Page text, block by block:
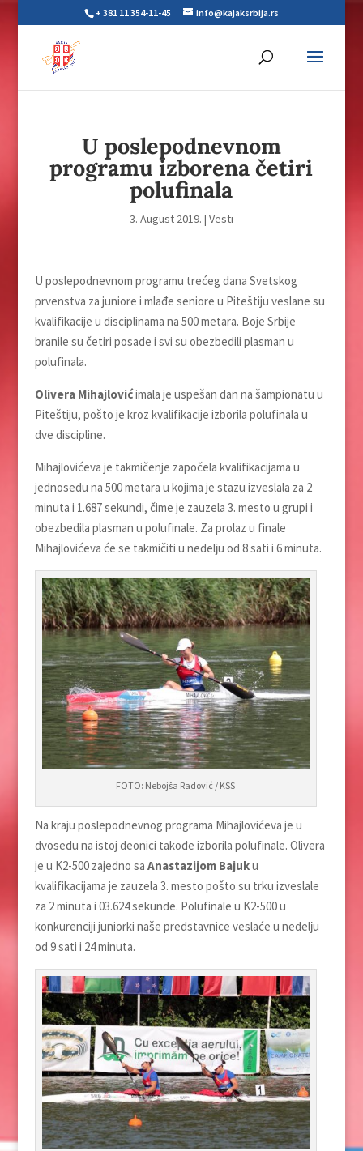
+ 381 11 354-11-45 info@kajaksrbija.rs
U poslepodnevnom
programu izborena četiri
polufinala
3. August 2019. | Vesti
U poslepodnevnom programu trećeg dana Svetskog
prvenstva za juniore i mlađe seniore u Piteštiju veslane su
kvalifikacije u disciplinama na 500 metara. Boje Srbije
branile su četiri posade i svi su obezbedili plasman u
polufinala.
Olivera Mihajlovićimala je uspešan dan na šampionatu u
Piteštiju, pošto je kroz kvalifikacije izborila polufinala u
dve discipline.
Mihajlovićeva je takmičenje započela kvalifikacijama u
jednosedu na 500 metara u kojima je stazu izveslala za 2
minuta i 1.687 sekundi, čime je zauzela 3. mesto u grupi i
obezbedila plasman u polufinale. Za prolaz u finale
Mihajlovićeva će se takmičiti u nedelјu od 8 sati i 6 minuta.
FOTO: Nebojša Radović / KSS
Na kraju poslepodnevnog programa Mihajlovićeva je u
dvosedu na istoj deonici takođe izborila polufinale. Olivera
je u K2-500 zajedno sa Anastazijom Bajuku
kvalifikacijama je zauzela 3. mesto pošto su trku izveslale
za 2 minuta i 03.624 sekunde. Polufinale u K2-500 u
konkurenciji juniorki naše predstavnice veslaće u nedelјu
od 9 sati i 24 minuta.